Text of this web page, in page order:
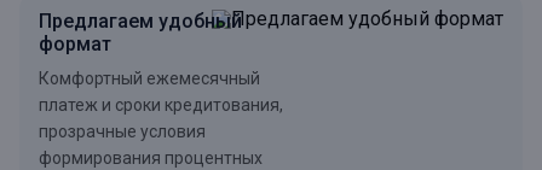
Предлагаем удобный
формат
Комфортный ежемесячный
платеж и сроки кредитования,
прозрачные условия
формирования процентных